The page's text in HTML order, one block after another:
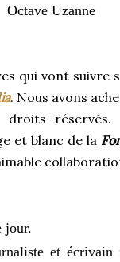
qui vont suivre
. Nous avons
droits
et blanc de la
jour.
et